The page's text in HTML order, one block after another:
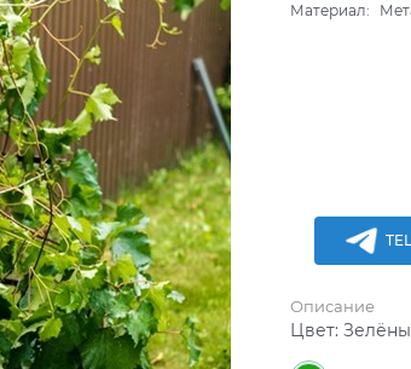
Материал:
Описание
Цвет: